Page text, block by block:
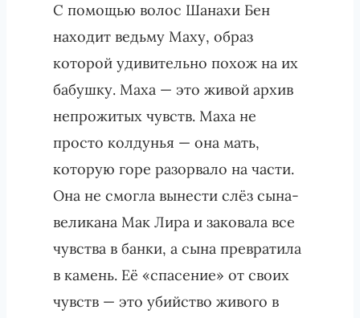
С помощью волос Шанахи Бен
находит ведьму Маху, образ
которой удивительно похож на их
бабушку. Маха — это живой архив
непрожитых чувств. Маха не
просто колдунья — она мать,
которую горе разорвало на части.
Она не смогла вынести слёз сына-
великана Мак Лира и заковала все
чувства в банки, а сына превратила
в камень. Её «спасение» от своих
чувств — это убийство живого в